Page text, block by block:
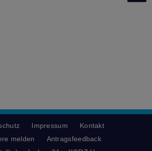
Impressum
Kontakt
melden
Antragsfeedback